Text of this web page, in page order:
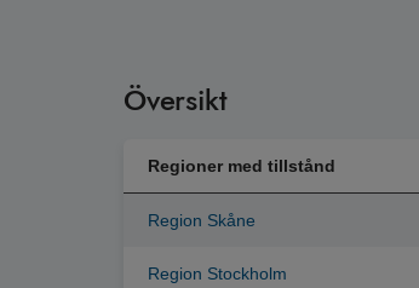
Översikt
Regioner med tillstånd
Region Skåne
Region Stockholm